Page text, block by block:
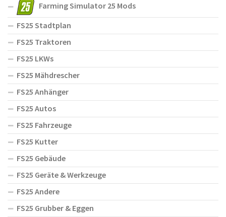
Farming Simulator 25 Mods
FS25 Stadtplan
FS25 Traktoren
FS25 LKWs
FS25 Mähdrescher
FS25 Anhänger
FS25 Autos
FS25 Fahrzeuge
FS25 Kutter
FS25 Gebäude
FS25 Geräte & Werkzeuge
FS25 Andere
FS25 Grubber & Eggen